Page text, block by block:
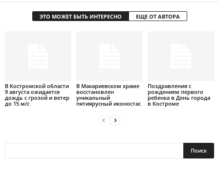
ЭТО МОЖЕТ БЫТЬ ИНТЕРЕСНО ЕЩЕ ОТ АВТОРА
В Костромской области
9 августа ожидается
дождь с грозой и ветер
до 15 м/с
В Макариевском храме
восстановлен
уникальный
пятиярусный иконостас
Поздравления с
рождением первого
ребенка в День города
в Костроме